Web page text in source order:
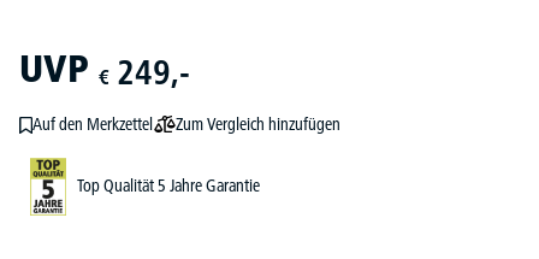
UVP € 249,-
Auf den Merkzettel Zum Vergleich hinzufügen
Top Qualität 5 Jahre Garantie